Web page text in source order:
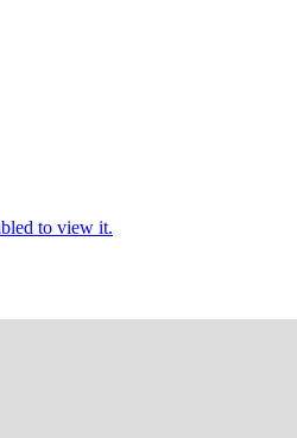
to view it.